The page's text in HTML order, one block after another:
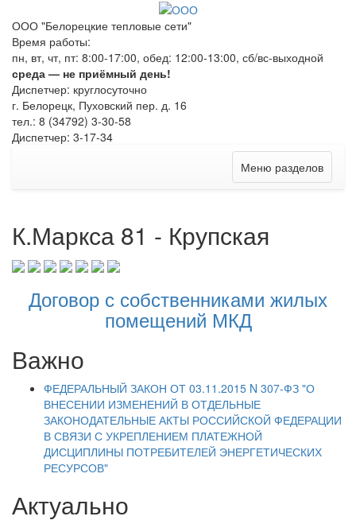
ООО "Белорецкие тепловые сети"
Время работы:
пн, вт, чт, пт: 8:00-17:00, обед: 12:00-13:00, сб/вс-выходной
среда — не приёмный день!
Диспетчер: круглосуточно
г. Белорецк, Пуховский пер. д. 16
тел.: 8 (34792) 3-30-58
Диспетчер: 3-17-34
Меню разделов
К.Маркса 81 - Крупская
Договор с собственниками жилых
помещений МКД
Важно
ФЕДЕРАЛЬНЫЙ ЗАКОН ОТ 03.11.2015 N 307-ФЗ "О
ВНЕСЕНИИ ИЗМЕНЕНИЙ В ОТДЕЛЬНЫЕ
ЗАКОНОДАТЕЛЬНЫЕ АКТЫ РОССИЙСКОЙ ФЕДЕРАЦИИ
В СВЯЗИ С УКРЕПЛЕНИЕМ ПЛАТЕЖНОЙ
ДИСЦИПЛИНЫ ПОТРЕБИТЕЛЕЙ ЭНЕРГЕТИЧЕСКИХ
РЕСУРСОВ"
Актуально